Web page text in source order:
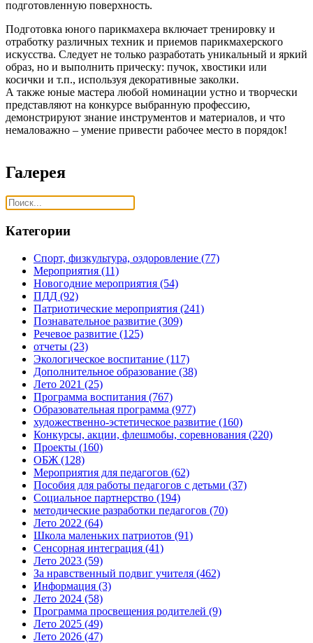
подготовленную поверхность.
Подготовка юного парикмахера включает тренировку и
отработку различных техник и приемов парикмахерского
искусства. Следует не только разработать уникальный и яркий
образ, но и выполнить прическу: пучок, хвостики или
косички и т.п., используя декоративные заколки.
А также юные мастера любой номинации устно и творчески
представляют на конкурсе выбранную профессию,
демонстрируют знание инструментов и материалов, и что
немаловажно – умение привести рабочее место в порядок!
Галерея
Категории
Спорт, физкультура, оздоровление (77)
Мероприятия (11)
Новогодние мероприятия (54)
ПДД (92)
Патриотические мероприятия (241)
Познавательное развитие (309)
Речевое развитие (125)
отчеты (23)
Экологическое воспитание (117)
Дополнительное образование (38)
Лето 2021 (25)
Программа воспитания (767)
Образовательная программа (977)
художественно-эстетическое развитие (160)
Конкурсы, акции, флешмобы, соревнования (220)
Проекты (160)
ОБЖ (128)
Мероприятия для педагогов (62)
Пособия для работы педагогов с детьми (37)
Социальное партнерство (194)
методические разработки педагогов (70)
Лето 2022 (64)
Школа маленьких патриотов (91)
Сенсорная интеграция (41)
Лето 2023 (59)
За нравственный подвиг учителя (462)
Информация (3)
Лето 2024 (58)
Программа просвещения родителей (9)
Лето 2025 (49)
Лето 2026 (47)